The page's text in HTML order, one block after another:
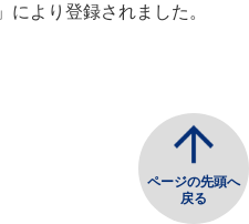
」により登録されました。
ページの先頭へ
戻る